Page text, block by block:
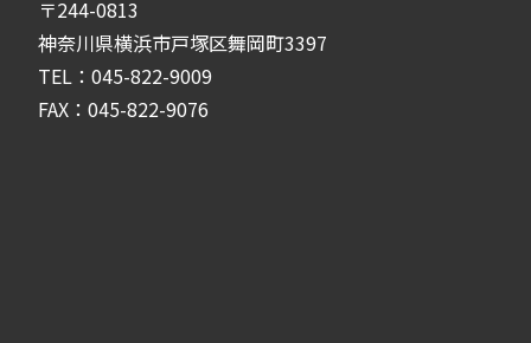
〒244-0813
神奈川県横浜市戸塚区舞岡町3397
TEL：045-822-9009
FAX：045-822-9076